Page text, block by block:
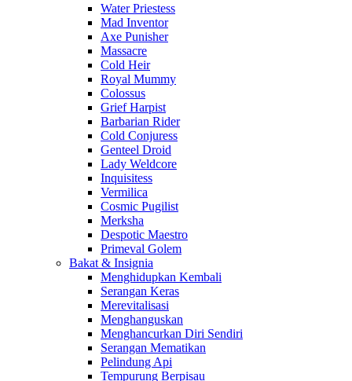
Water Priestess
Mad Inventor
Axe Punisher
Massacre
Cold Heir
Royal Mummy
Colossus
Grief Harpist
Barbarian Rider
Cold Conjuress
Genteel Droid
Lady Weldcore
Inquisitess
Vermilica
Cosmic Pugilist
Merksha
Despotic Maestro
Primeval Golem
Bakat & Insignia
Menghidupkan Kembali
Serangan Keras
Merevitalisasi
Menghanguskan
Menghancurkan Diri Sendiri
Serangan Mematikan
Pelindung Api
Tempurung Berpisau